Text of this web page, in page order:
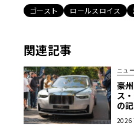
ゴースト ロールスロイス
関連記事
ニュ
豪
ス
の
2026